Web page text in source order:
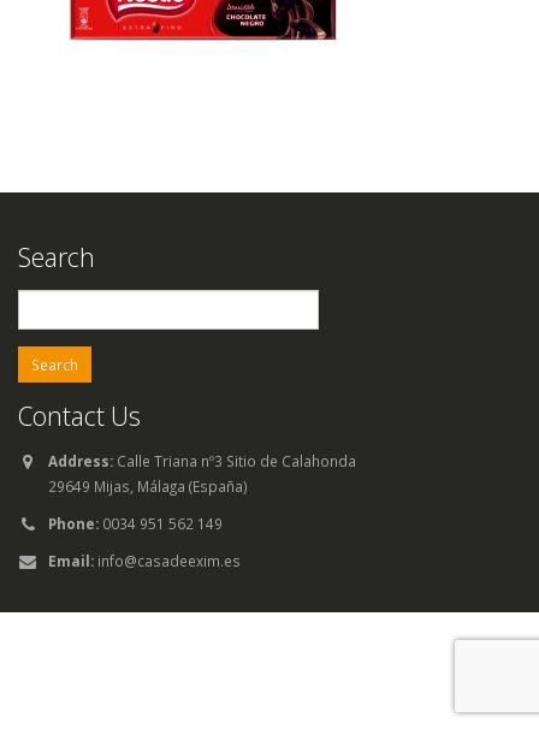
Search
for:
Contact Us
Address: Calle Triana nº3 Sitio de Calahonda
29649 Mijas, Málaga (España)
Phone: 0034 951 562 149
Email: info@casadeexim.es